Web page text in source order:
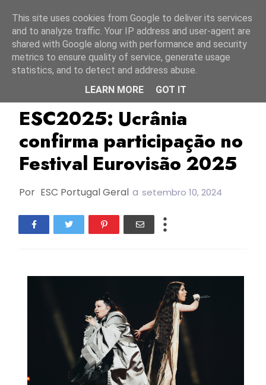
TOP UA:PBC
ESC2025: Ucrânia
confirma participação no
Festival Eurovisão 2025
Por ESC Portugal Geral a setembro 10, 2024
This site uses cookies from Google to deliver its services
and to analyze traffic. Your IP address and user-agent are
shared with Google along with performance and security
metrics to ensure quality of service, generate usage
statistics, and to detect and address abuse.
LEARN MORE
GOT IT